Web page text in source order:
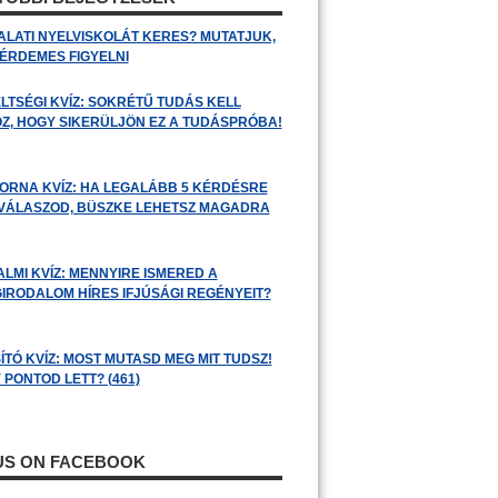
NYELVISKOLÁT KERES? MUTATJUK,
FIGYELNI
KVÍZ: SOKRÉTŰ TUDÁS KELL
HOGY SIKERÜLJÖN EZ A TUDÁSPRÓBA!
KVÍZ: HA LEGALÁBB 5 KÉRDÉSRE
BÜSZKE LEHETSZ MAGADRA
KVÍZ: MENNYIRE ISMERED A
HÍRES IFJÚSÁGI REGÉNYEIT?
KVÍZ: MOST MUTASD MEG MIT TUDSZ!
PONTOD LETT? (461)
ON FACEBOOK